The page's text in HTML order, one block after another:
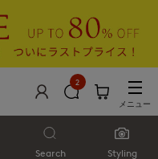
2
メニュー
Search Styling